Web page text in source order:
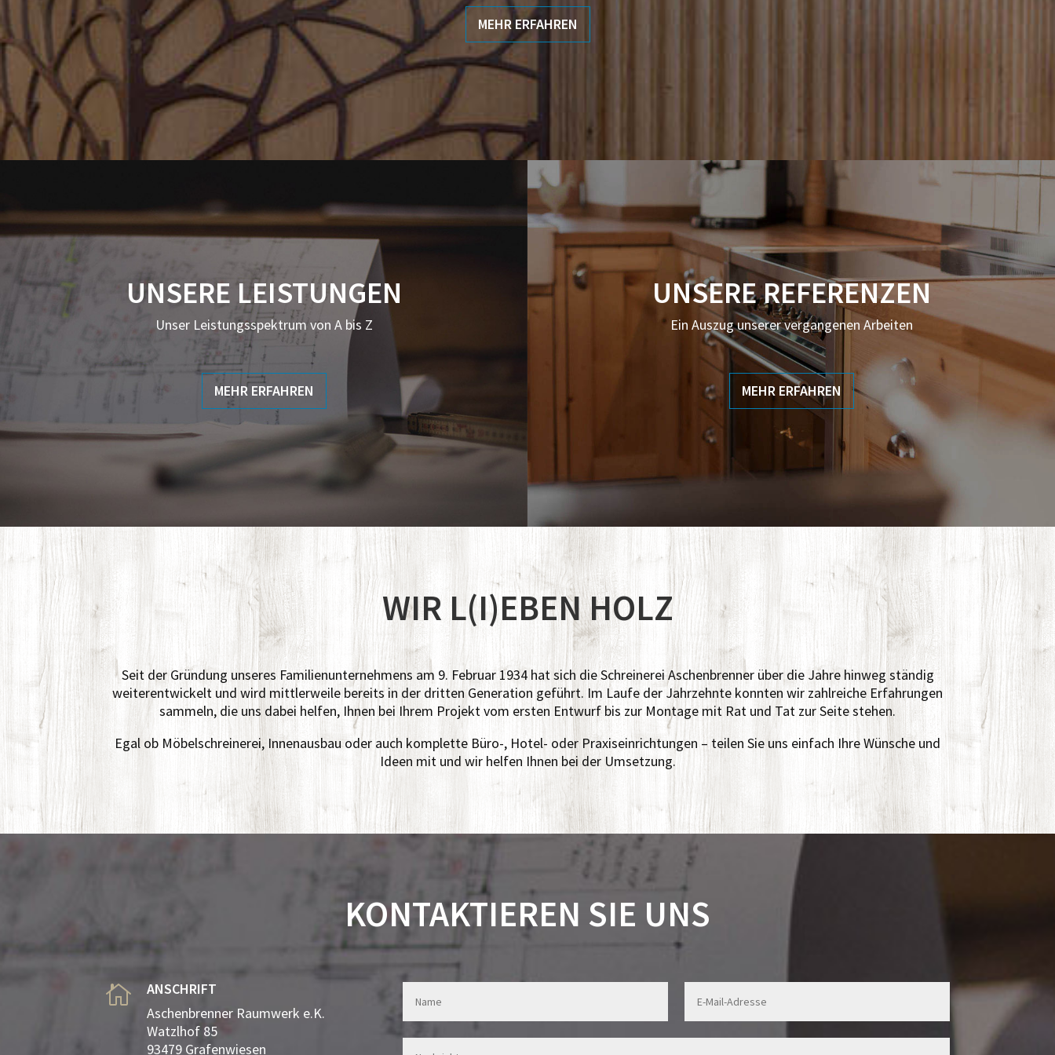
MEHR ERFAHREN
UNSERE LEISTUNGEN
Unser Leistungsspektrum von A bis Z
MEHR ERFAHREN
UNSERE REFERENZEN
Ein Auszug unserer vergangenen Arbeiten
MEHR ERFAHREN
WIR L(I)EBEN HOLZ
Seit der Gründung unseres Familienunternehmens am 9. Februar 1934 hat sich die Schreinerei Aschenbrenner über die Jahre hinweg ständig
weiterentwickelt und wird mittlerweile bereits in der dritten Generation geführt. Im Laufe der Jahrzehnte konnten wir zahlreiche Erfahrungen
sammeln, die uns dabei helfen, Ihnen bei Ihrem Projekt vom ersten Entwurf bis zur Montage mit Rat und Tat zur Seite stehen.
Egal ob Möbelschreinerei, Innenausbau oder auch komplette Büro-, Hotel- oder Praxiseinrichtungen – teilen Sie uns einfach Ihre Wünsche und
Ideen mit und wir helfen Ihnen bei der Umsetzung.
KONTAKTIEREN SIE UNS

ANSCHRIFT
Aschenbrenner Raumwerk e.K.
Watzlhof 85
93479 Grafenwiesen